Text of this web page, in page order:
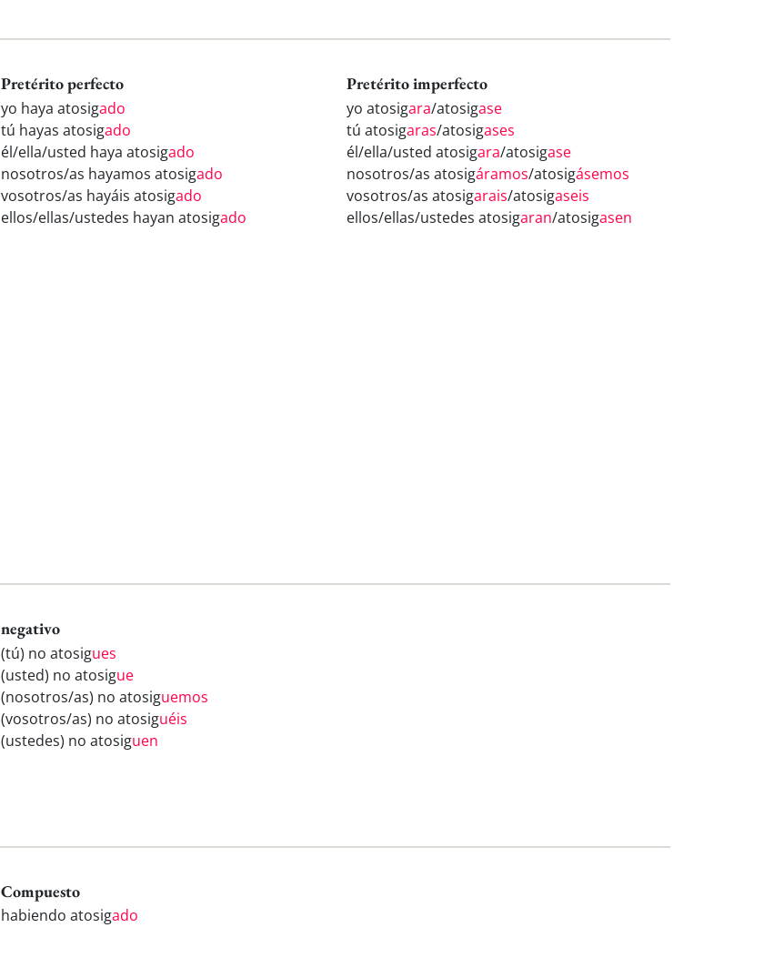
Pretérito perfecto
yo haya atosigado
tú hayas atosigado
él/ella/usted haya atosigado
nosotros/as hayamos atosigado
vosotros/as hayáis atosigado
ellos/ellas/ustedes hayan atosigado
Pretérito imperfecto
yo atosigara/atosigase
tú atosigaras/atosigases
él/ella/usted atosigara/atosigase
nosotros/as atosigáramos/atosigásemos
vosotros/as atosigarais/atosigaseis
ellos/ellas/ustedes atosigaran/atosigasen
negativo
(tú) no atosigues
(usted) no atosigue
(nosotros/as) no atosiguemos
(vosotros/as) no atosiguéis
(ustedes) no atosiguen
Compuesto
habiendo atosigado